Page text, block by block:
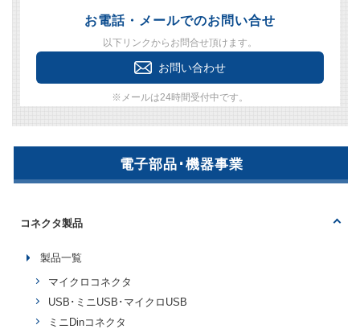
お電話・メールでのお問い合せ
以下リンクからお問合せ頂けます。
お問い合わせ
※メールは24時間受付中です。
電子部品･機器事業
コネクタ製品
製品一覧
マイクロコネクタ
USB･ミニUSB･マイクロUSB
ミニDinコネクタ